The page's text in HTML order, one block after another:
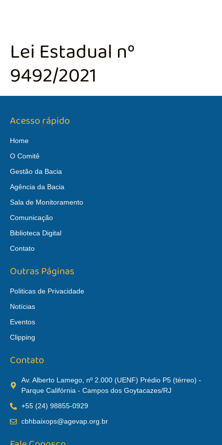
Lei Estadual nº
9492/2021
Acesso rápido
Home
O Comitê
Gestão da Bacia
Agência da Bacia
Sala de Monitoramento
Comunicação
Biblioteca Digital
Contato
Outras Páginas
Politicas de Privacidade
Notícias
Eventos
Clipping
Contato
Av. Alberto Lamego, nº 2.000 (UENF) Prédio P5 (térreo) -
Parque Califórnia - Campos dos Goytacazes/RJ
+55 (24) 98855-0929
cbhbaixops@agevap.org.br